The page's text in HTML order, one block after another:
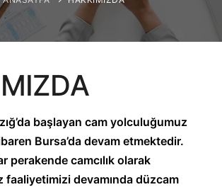
başlayan cam yolculuğumuz
Bursa’da devam etmektedir.
perakende camcılık olarak
devamında düzcam